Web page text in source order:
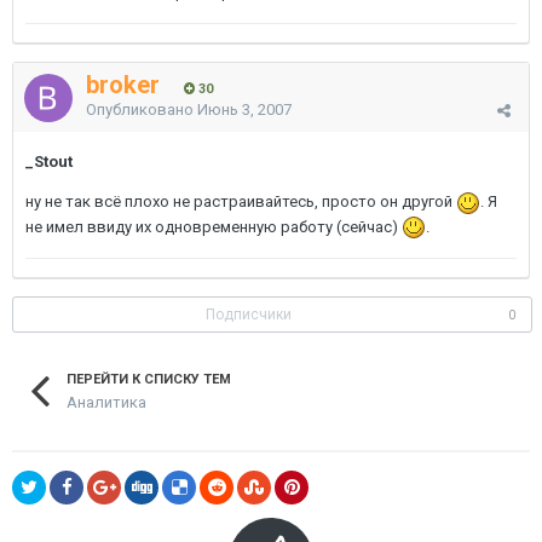
broker 30
Опубликовано Июнь 3, 2007
_Stout
ну не так всё плохо не растраивайтесь, просто он другой
. Я
не имел ввиду их одновременную работу (сейчас)
Подписчики 0
ПЕРЕЙТИ К СПИСКУ ТЕМ
Аналитика